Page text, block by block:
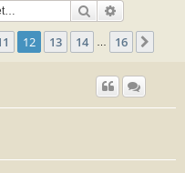
e
Rechercher
12 13 14 16